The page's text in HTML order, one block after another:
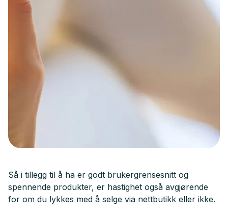
Så i tillegg til å ha er godt brukergrensesnitt og
spennende produkter, er hastighet også avgjørende
for om du lykkes med å selge via nettbutikk eller ikke.